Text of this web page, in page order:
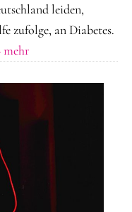
leiden,
zufolge, an Diabetes.
mehr